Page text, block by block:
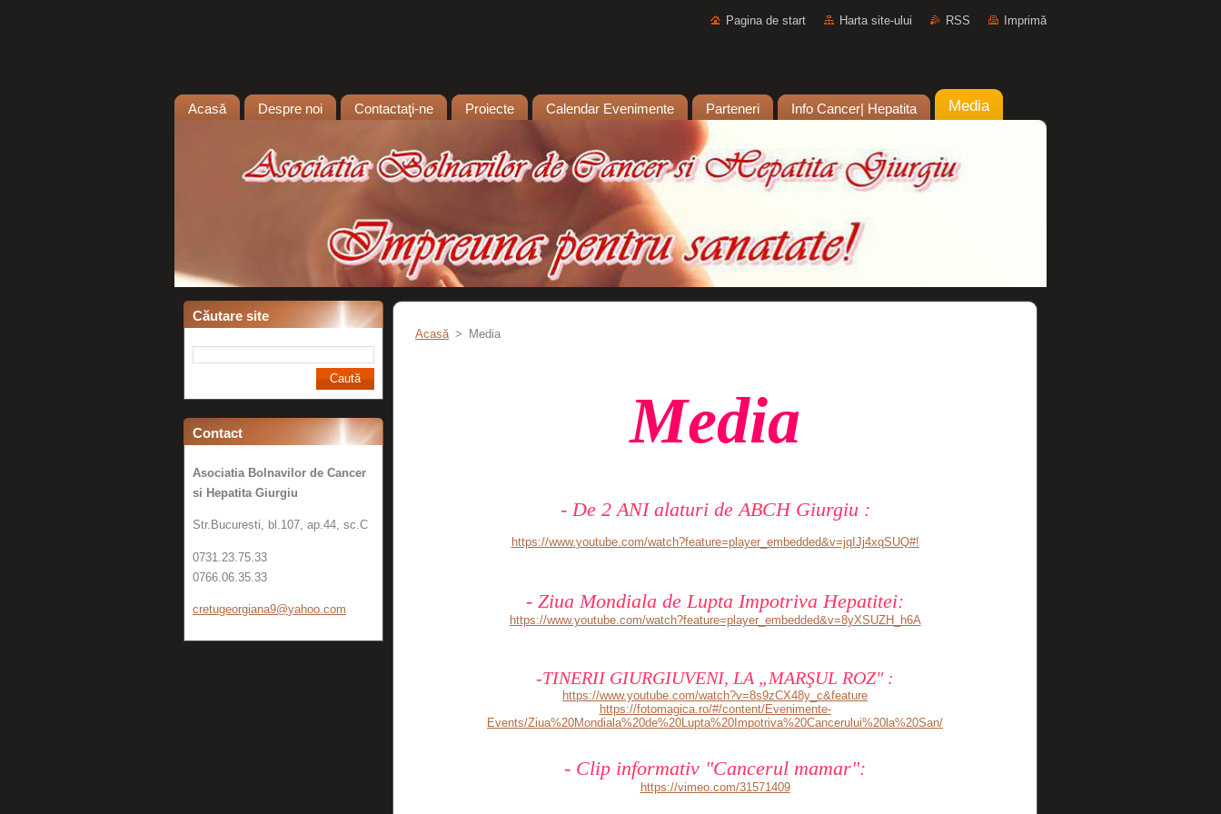
Pagina de start Harta site-ului RSS Imprimă
Acasă Despre noi Contactaţi-ne Proiecte Calendar Evenimente Parteneri Info Cancer| Hepatita Media
Căutare site
Contact
Asociatia Bolnavilor de Cancer
si Hepatita Giurgiu
Str.Bucuresti, bl.107, ap.44, sc.C
0731.23.75.33
0766.06.35.33
cretugeorgiana9@yahoo.com
Acasă > Media
Media
- De 2 ANI alaturi de ABCH Giurgiu :
https://www.youtube.com/watch?feature=player_embedded&v=jqIJj4xqSUQ#!
- Ziua Mondiala de Lupta Impotriva Hepatitei:
https://www.youtube.com/watch?feature=player_embedded&v=8yXSUZH_h6A
-TINERII GIURGIUVENI, LA „MARŞUL ROZ" :
https://www.youtube.com/watch?v=8s9zCX48y_c&feature
https://fotomagica.ro/#/content/Evenimente-
Events/Ziua%20Mondiala%20de%20Lupta%20Impotriva%20Cancerului%20la%20San/
- Clip informativ "Cancerul mamar":
https://vimeo.com/31571409